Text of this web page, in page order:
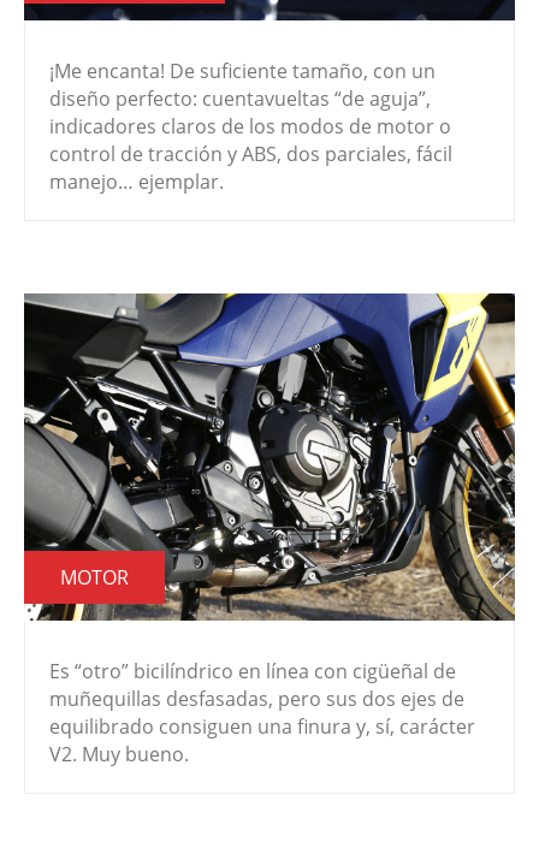
¡Me encanta! De suficiente tamaño, con un
diseño perfecto: cuentavueltas “de aguja”,
indicadores claros de los modos de motor o
control de tracción y ABS, dos parciales, fácil
manejo… ejemplar.
MOTOR
Es “otro” bicilíndrico en línea con cigüeñal de
muñequillas desfasadas, pero sus dos ejes de
equilibrado consiguen una finura y, sí, carácter
V2. Muy bueno.